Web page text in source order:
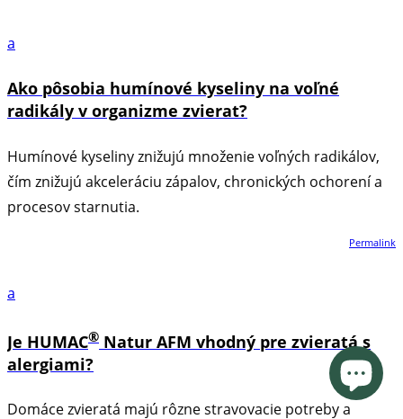
a
Ako pôsobia humínové kyseliny na voľné
radikály v organizme zvierat?
Humínové kyseliny znižujú množenie voľných radikálov,
čím znižujú akceleráciu zápalov, chronických ochorení a
procesov starnutia.
Permalink
a
Je HUMAC® Natur AFM vhodný pre zvieratá s
alergiami?
Domáce zvieratá majú rôzne stravovacie potreby a